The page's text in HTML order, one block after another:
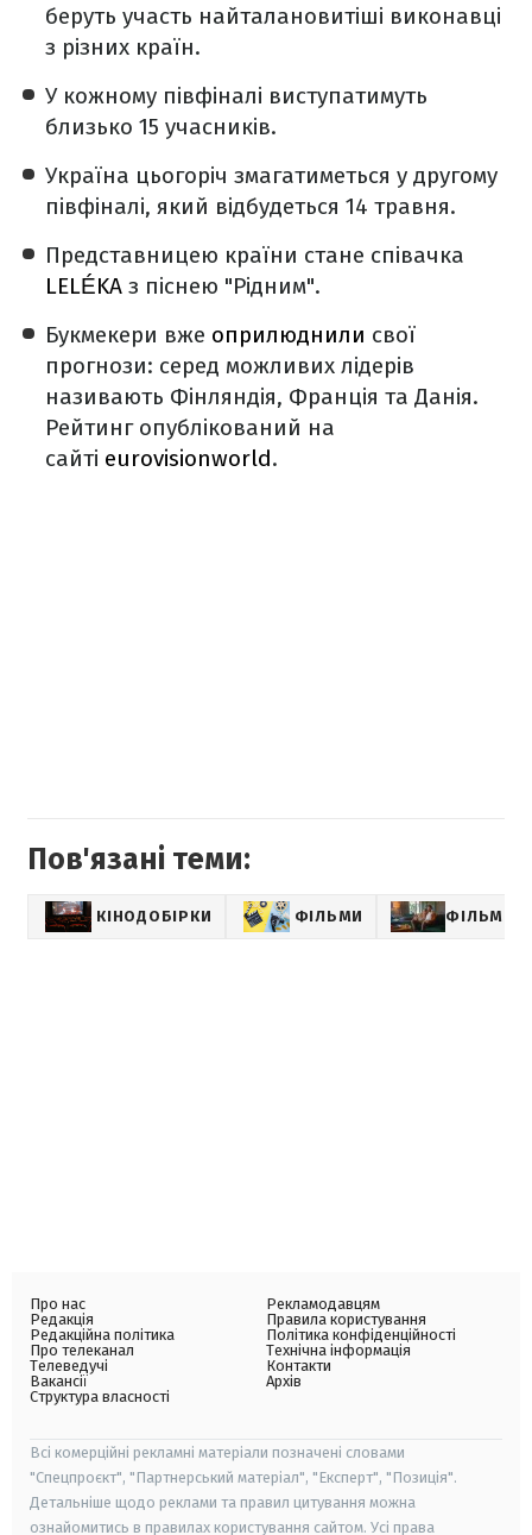
беруть участь найталановитіші виконавці
з різних країн.
У кожному півфіналі виступатимуть
близько 15 учасників.
Україна цьогоріч змагатиметься у другому
півфіналі, який відбудеться 14 травня.
Представницею країни стане співачка
LELÉKA з піснею "Рідним".
Букмекери вже оприлюднили свої
прогнози: серед можливих лідерів
називають Фінляндія, Франція та Данія.
Рейтинг опублікований на
сайті eurovisionworld.
Пов'язані теми:
КІНОДОБІРКИ ФІЛЬМИ ФІЛЬМИ
Про нас
Редакція
Редакційна політика
Про телеканал
Телеведучі
Вакансії
Структура власності
Рекламодавцям
Правила користування
Політика конфіденційності
Технічна інформація
Контакти
Архів
Всі комерційні рекламні матеріали позначені словами
"Спецпроєкт", "Партнерський матеріал", "Експерт", "Позиція".
Детальніше щодо реклами та правил цитування можна
ознайомитись в правилах користування сайтом. Усі права